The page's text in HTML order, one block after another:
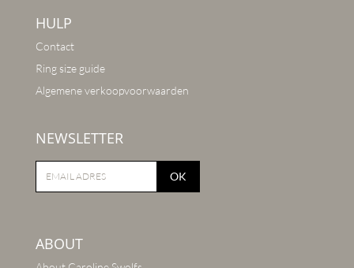
HULP
Contact
Ring size guide
Algemene verkoopvoorwaarden
NEWSLETTER
OK
ABOUT